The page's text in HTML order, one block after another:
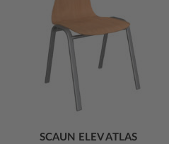
SCAUN ELEV ATLAS